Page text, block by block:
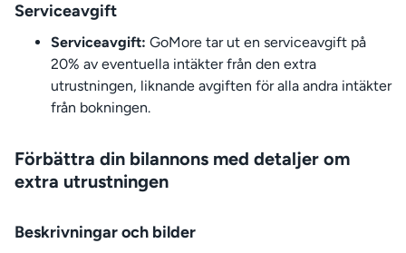
Serviceavgift
Serviceavgift: GoMore tar ut en serviceavgift på
20% av eventuella intäkter från den extra
utrustningen, liknande avgiften för alla andra intäkter
från bokningen.
Förbättra din bilannons med detaljer om
extra utrustningen
Beskrivningar och bilder